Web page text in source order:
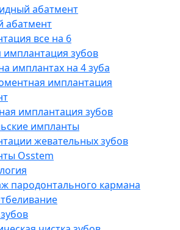
абатмент
абатмент
все на 6
имплантация зубов
имплантах на 4 зуба
имплантация
имплантация зубов
импланты
жевательных зубов
Osstem
пародонтального кармана